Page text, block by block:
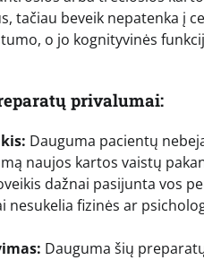
tačiau beveik nepatenka į
o jo kognityvinės
privalumai:
Dauguma pacientų
naujos kartos vaistų
dažnai pasijunta vos
nesukelia fizinės ar
Dauguma šių